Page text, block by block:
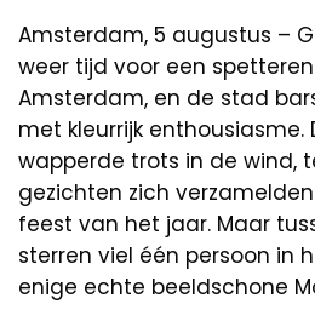
Amsterdam, 5 augustus –
weer tijd voor een
Amsterdam, en de stad
met kleurrijk
wapperde trots in de wind,
gezichten zich
feest van het jaar. Maar
sterren viel één persoon in
enige echte beeldschone